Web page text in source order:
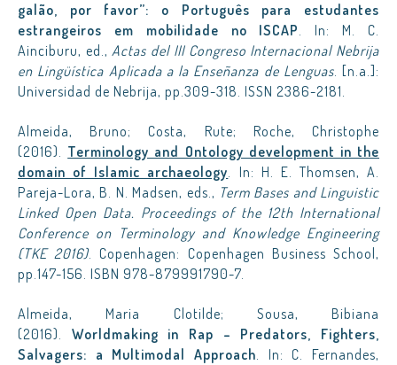
galão, por favor”: o Português para estudantes
estrangeiros em mobilidade no ISCAP. In: M. C.
Ainciburu, ed.,Actas del III Congreso Internacional Nebrija
en Lingüística Aplicada a la Enseñanza de Lenguas. [n.a.]:
Universidad de Nebrija, pp.309-318. ISSN 2386-2181.
Almeida, Bruno; Costa, Rute; Roche, Christophe
(2016). Terminology and Ontology development in the
domain of Islamic archaeology. In: H. E. Thomsen, A.
Pareja-Lora, B. N. Madsen, eds., Term Bases and Linguistic
Linked Open Data. Proceedings of the 12th International
Conference on Terminology and Knowledge Engineering
(TKE 2016). Copenhagen: Copenhagen Business School,
pp.147-156. ISBN 978-879991790-7.
Almeida, Maria Clotilde; Sousa, Bibiana
(2016). Worldmaking in Rap – Predators, Fighters,
Salvagers: a Multimodal Approach. In: C. Fernandes,